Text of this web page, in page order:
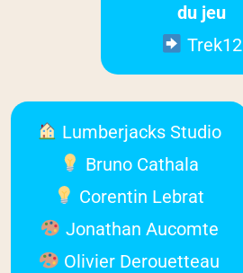
du jeu
Trek12
Lumberjacks Studio
Bruno Cathala
Corentin Lebrat
Jonathan Aucomte
Olivier Derouetteau